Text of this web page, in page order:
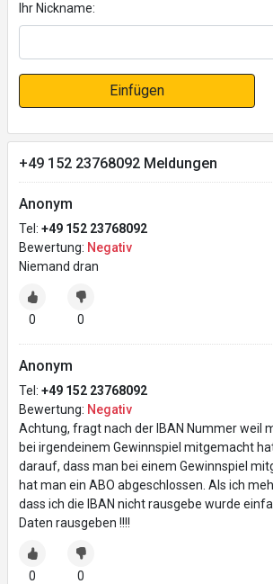
Ihr Nickname:
Einfügen
+49 152 23768092 Meldungen
Anonym
Tel: +49 152 23768092
Bewertung: Negativ
Niemand dran
0 0
Anonym
Tel: +49 152 23768092
Bewertung: Negativ
Achtung, fragt nach der IBAN Nummer weil
bei irgendeinem Gewinnspiel mitgemacht
darauf, dass man bei einem Gewinnspiel
hat man ein ABO abgeschlossen. Als ich
dass ich die IBAN nicht rausgebe wurde
Daten rausgeben !!!!
0 0